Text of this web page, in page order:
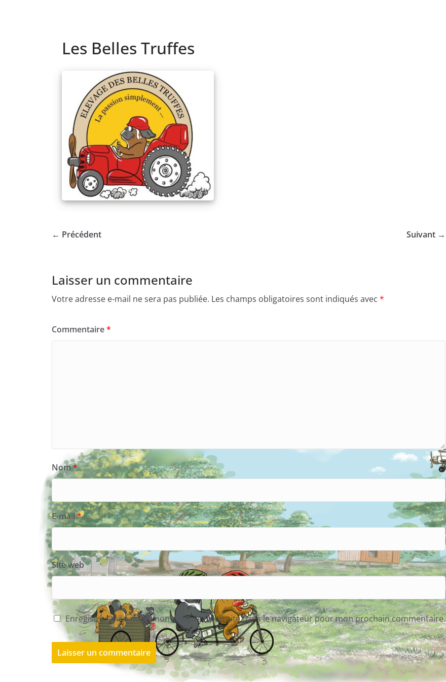
Les Belles Truffes
← Précédent Suivant →
Laisser un commentaire
Votre adresse e-mail ne sera pas publiée. Les champs obligatoires sont indiqués avec *
Commentaire*
Nom*
E-mail*
Site web
Enregistrer mon nom, mon e-mail et mon site dans le navigateur pour mon prochain commentaire.